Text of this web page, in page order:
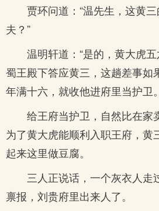
贾环问道：“温先生，这黄
夫？”
温明轩道：“是的，黄大虎
蜀王殿下答应黄三，这趟差事如
年满十六，就收他进府里当护卫
给王府当护卫，自然比在家
为了黄大虎能顺利入职王府，黄
起来这里做豆腐。
三人正说话，一个灰衣人走
禀报，刘贵府里出来人了。